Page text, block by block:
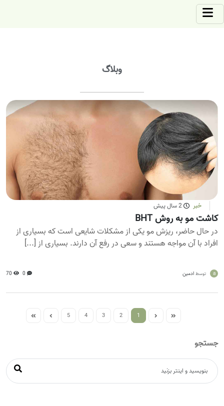
وبلاگ
خبر 2 سال پیش
کاشت مو به روش BHT
در حال حاضر، ریزش مو یکی از مشکلات شایعی است که بسیاری از
افراد با آن مواجه هستند و سعی در رفع آن دارند. بسیاری از [...]
a توسط ادمین 0
70
1
2
3
4
5
جستجو